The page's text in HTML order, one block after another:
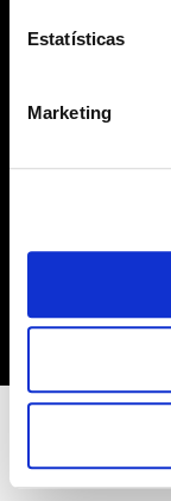
Estatísticas
Marketing